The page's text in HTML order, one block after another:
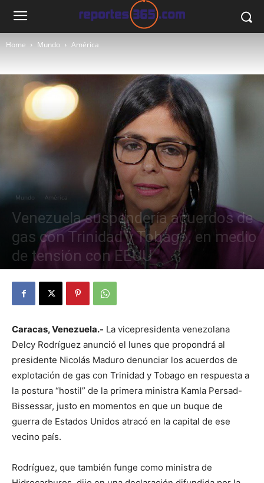
Home Mundo América
Mundo América
Venezuela suspendería acuerdos de
gas con Trinidad y Tobago, en medio
de tensión con EEUU
Caracas, Venezuela.- La vicepresidenta venezolana
Delcy Rodríguez anunció el lunes que propondrá al
presidente Nicolás Maduro denunciar los acuerdos de
explotación de gas con Trinidad y Tobago en respuesta a
la postura “hostil” de la primera ministra Kamla Persad-
Bissessar, justo en momentos en que un buque de
guerra de Estados Unidos atracó en la capital de ese
vecino país.
Rodríguez, que también funge como ministra de